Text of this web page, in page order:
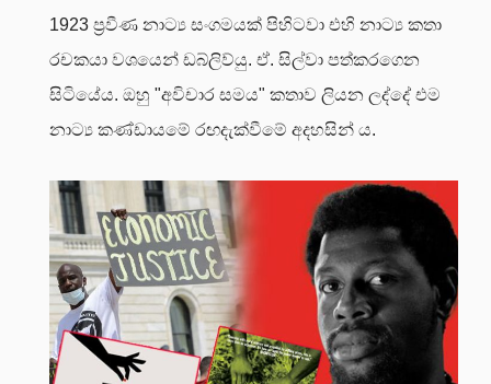
1923 ප්‍රවීණ නාට්‍ය සංගමයක් පිහිටවා එහි නාට්‍ය කතා
රචකයා වශයෙන් ඩබ්ලිව්යු. ඒ. සිල්වා පත්කරගෙන
සිටියේය. ඔහු "අවිචාර සමය" කතාව ලියන ලද්දේ එම
නාට්‍ය කණ්ඩායමේ රඟදැක්වීමේ අදහසින් ය.